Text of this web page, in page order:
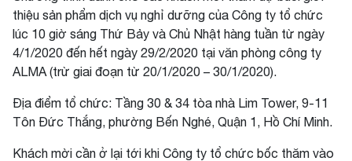
thiệu sản phẩm dịch vụ nghỉ dưỡng của Công ty tổ chức
lúc 10 giờ sáng Thứ Bảy và Chủ Nhật hàng tuần từ ngày
4/1/2020 đến hết ngày 29/2/2020 tại văn phòng công ty
ALMA (trừ giai đoạn từ 20/1/2020 – 30/1/2020).
Địa điểm tổ chức: Tầng 30 & 34 tòa nhà Lim Tower, 9-11
Tôn Đức Thắng, phường Bến Nghé, Quận 1, Hồ Chí Minh.
Khách mời cần ở lại tới khi Công ty tổ chức bốc thăm vào